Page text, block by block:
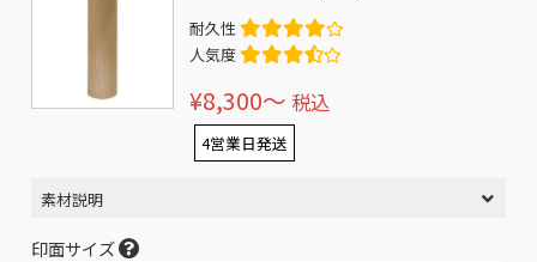
耐久性
人気度
¥8,300〜 税込
4営業日発送
素材説明
印面サイズ